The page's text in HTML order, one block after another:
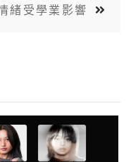
緒受學業影響